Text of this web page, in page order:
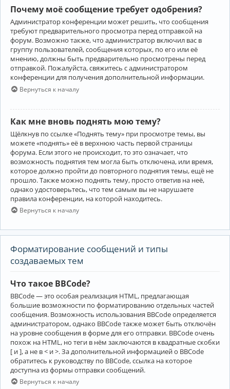
Почему моё сообщение требует одобрения?
Администратор конференции может решить, что сообщения
требуют предварительного просмотра перед отправкой на
форум. Возможно также, что администратор включил вас в
группу пользователей, сообщения которых, по его или её
мнению, должны быть предварительно просмотрены перед
отправкой. Пожалуйста, свяжитесь с администратором
конференции для получения дополнительной информации.
Вернуться к началу
Как мне вновь поднять мою тему?
Щёлкнув по ссылке «Поднять тему» при просмотре темы, вы
можете «поднять» её в верхнюю часть первой страницы
форума. Если этого не происходит, то это означает, что
возможность поднятия тем могла быть отключена, или время,
которое должно пройти до повторного поднятия темы, ещё не
прошло. Также можно поднять тему, просто ответив на неё,
однако удостоверьтесь, что тем самым вы не нарушаете
правила конференции, на которой находитесь.
Вернуться к началу
Форматирование сообщений и типы
создаваемых тем
Что такое BBCode?
BBCode — это особая реализация HTML, предлагающая
большие возможности по форматированию отдельных частей
сообщения. Возможность использования BBCode определяется
администратором, однако BBCode также может быть отключён
на уровне сообщения в форме для его отправки. BBCode очень
похож на HTML, но теги в нём заключаются в квадратные скобки
[ и ], а не в < и >. За дополнительной информацией о BBCode
обратитесь к руководству по BBCode, ссылка на которое
доступна из формы отправки сообщений.
Вернуться к началу